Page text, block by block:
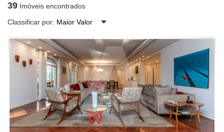
39 Imóveis encontrados
Classificar por: